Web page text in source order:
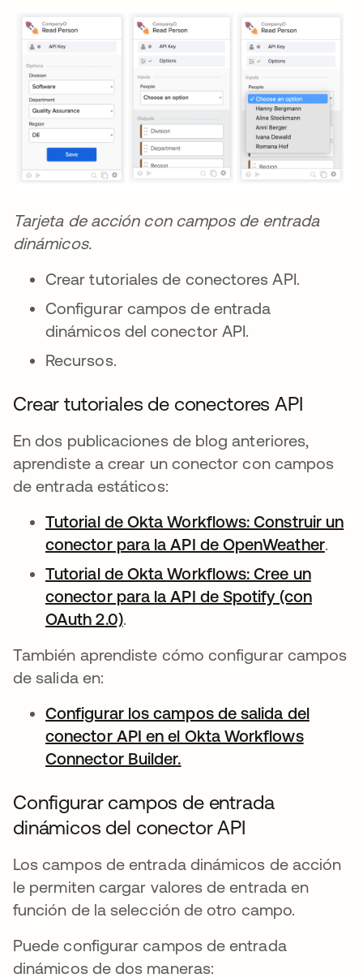
Tarjeta de acción con campos de entrada
dinámicos.
Crear tutoriales de conectores API.
Configurar campos de entrada
dinámicos del conector API.
Recursos.
Crear tutoriales de conectores API
En dos publicaciones de blog anteriores,
aprendiste a crear un conector con campos
de entrada estáticos:
Tutorial de Okta Workflows: Construir un
conector para la API de OpenWeatherse
.
Tutorial de Okta Workflows: Cree un
conector para la API de Spotify (con
OAuth 2.0)se abre en una pestaña nueva
.
También aprendiste cómo configurar campos
de salida en:
Configurar los campos de salida del
conector API en el Okta Workflows
Connector Builder.
Configurar campos de entrada
dinámicos del conector API
Los campos de entrada dinámicos de acción
le permiten cargar valores de entrada en
función de la selección de otro campo.
Puede configurar campos de entrada
dinámicos de dos maneras: